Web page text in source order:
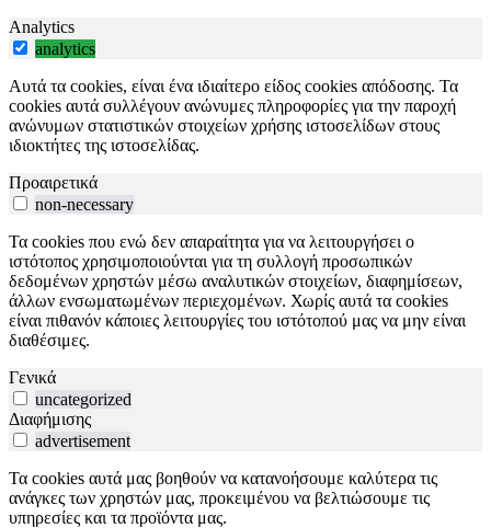
Analytics
analytics
Αυτά τα cookies, είναι ένα ιδιαίτερο είδος cookies απόδοσης. Τα
cookies αυτά συλλέγουν ανώνυμες πληροφορίες για την παροχή
ανώνυμων στατιστικών στοιχείων χρήσης ιστοσελίδων στους
ιδιοκτήτες της ιστοσελίδας.
Προαιρετικά
non-necessary
Τα cookies που ενώ δεν απαραίτητα για να λειτουργήσει ο
ιστότοπος χρησιμοποιούνται για τη συλλογή προσωπικών
δεδομένων χρηστών μέσω αναλυτικών στοιχείων, διαφημίσεων,
άλλων ενσωματωμένων περιεχομένων. Χωρίς αυτά τα cookies
είναι πιθανόν κάποιες λειτουργίες του ιστότοπού μας να μην είναι
διαθέσιμες.
Γενικά
uncategorized
Διαφήμισης
advertisement
Τα cookies αυτά μας βοηθούν να κατανοήσουμε καλύτερα τις
ανάγκες των χρηστών μας, προκειμένου να βελτιώσουμε τις
υπηρεσίες και τα προϊόντα μας.